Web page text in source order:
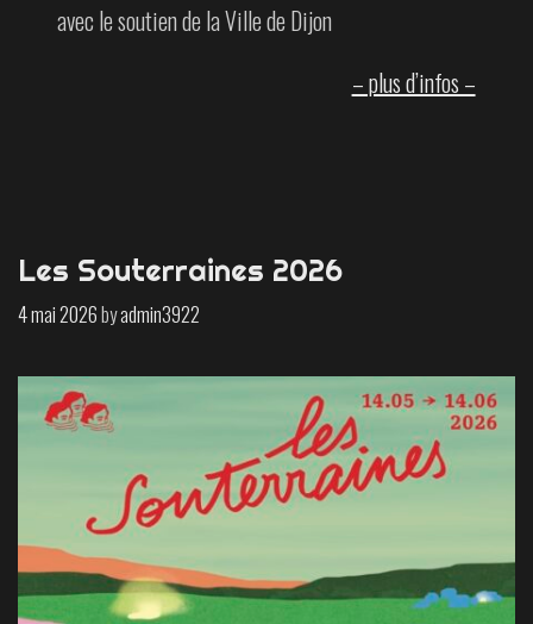
avec le soutien de la Ville de Dijon
– plus d’infos –
Les Souterraines 2026
4 mai 2026byadmin3922